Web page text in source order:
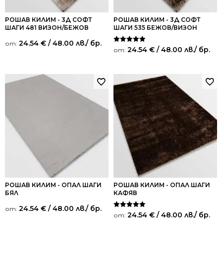
РОШАВ КИЛИМ - 3Д СОФТ
ШАГИ 481 ВИЗОН/БЕЖОВ
от: 24.54 € / 48.00 лв./ бр.
РОШАВ КИЛИМ - 3Д СОФТ
ШАГИ 535 БЕЖОВ/ВИЗОН
Оценено на
5.00
от: 24.54 € / 48.00 лв./ бр.
РОШАВ КИЛИМ - ОПАЛ ШАГИ
БЯЛ
от: 24.54 € / 48.00 лв./ бр.
РОШАВ КИЛИМ - ОПАЛ ШАГИ
КАФЯВ
Оценено на
5.00
от: 24.54 € / 48.00 лв./ бр.